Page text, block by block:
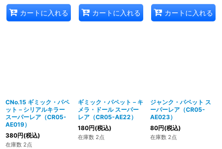
カートに入れる カートに入れる カートに入れる
CNo.15 ギミック・パペ
ット－シリアルキラー
スーパーレア（CR05-
AE019）
380円(税込)
在庫数 2点
ギミック・パペット－キ
メラ・ドール スーパー
レア（CR05-AE22）
180円(税込)
在庫数 2点
ジャンク・パペット ス
ーパーレア（CR05-
AE023）
80円(税込)
在庫数 2点